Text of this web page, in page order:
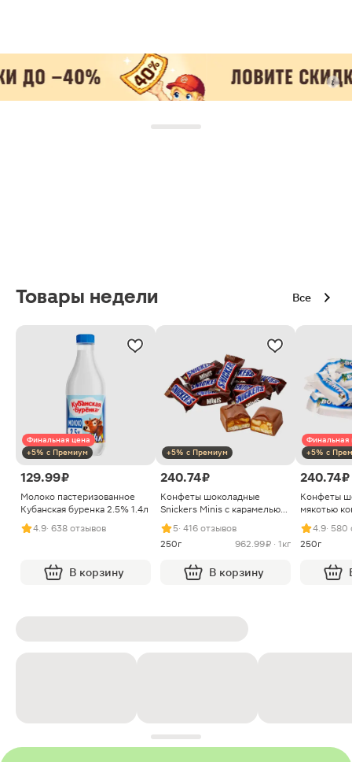
Товары недели Все
Финальная цена
+5% с Премиум
129.99 ₽
Молоко пастеризованное
Кубанская буренка 2.5% 1.4л
4.9· 638 отзывов
В корзину
+5% с Премиум
240.74 ₽
Конфеты шоколадные
Snickers Minis с карамелью
арахисом и нугой
5· 416 отзывов
250г
962.99 ₽ · 1кг
В корзину
Финальная
+5% с
240.74 ₽
Конфеты
мякотью
4.9· 580
250г